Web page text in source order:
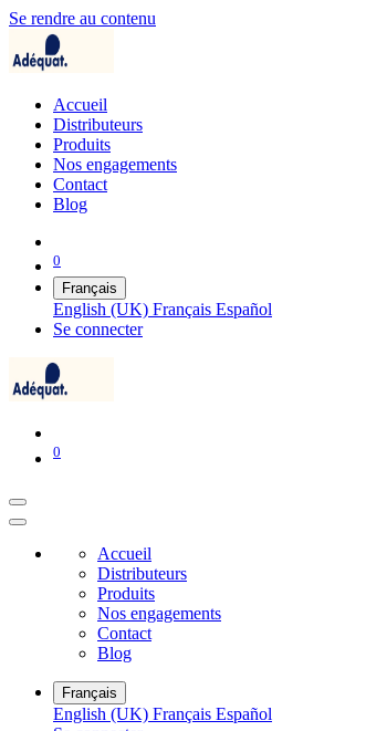
Se rendre au contenu
Accueil
Distributeurs
Produits
Nos engagements
Contact
Blog
0
Français
English (UK) Français Español
Se connecter
0
Accueil
Distributeurs
Produits
Nos engagements
Contact
Blog
Français
English (UK) Français Español